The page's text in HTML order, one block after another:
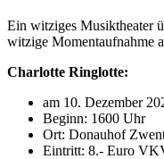
Ein witziges Musiktheater
witzige Momentaufnahme
Charlotte Ringlotte:
am 10. Dezember
Beginn: 1600 Uhr
Ort: Donauhof
Eintritt: 8.- Euro